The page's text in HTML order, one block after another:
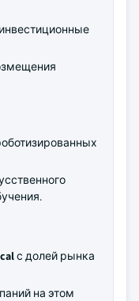
с долей рынка
на этом